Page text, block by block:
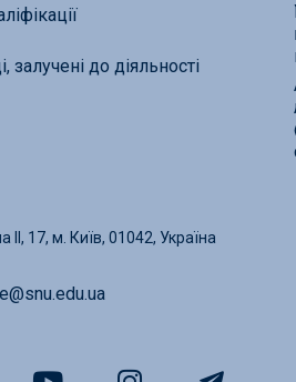
залучені до діяльності
ІІ, 17, м. Київ, 01042, Україна